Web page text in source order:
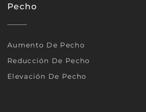
Pecho
Aumento De Pecho
Reducción De Pecho
Elevación De Pecho